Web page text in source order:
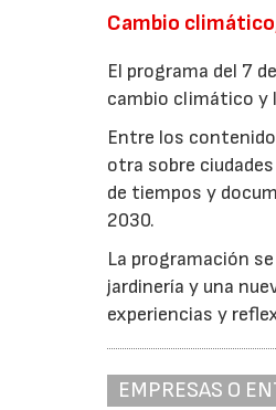
Cambio
El programa del 7
cambio climático y
Entre los
otra sobre
de tiempos y
2030.
La programación
jardinería y una
experiencias y
EMPRESAS O